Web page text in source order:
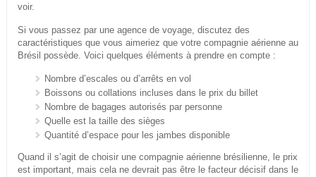
voir.
Si vous passez par une agence de voyage, discutez des
caractéristiques que vous aimeriez que votre compagnie aérienne au
Brésil possède. Voici quelques éléments à prendre en compte :
Nombre d’escales ou d’arrêts en vol
Boissons ou collations incluses dans le prix du billet
Nombre de bagages autorisés par personne
Quelle est la taille des sièges
Quantité d’espace pour les jambes disponible
Quand il s’agit de choisir une compagnie aérienne brésilienne, le prix
est important, mais cela ne devrait pas être le facteur décisif dans le